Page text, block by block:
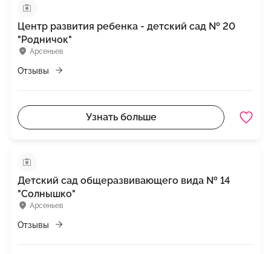
Арсеньев
Центр развития ребенка - детский сад № 20
"Родничок"
Отзывы
Узнать больше
Арсеньев
Детский сад общеразвивающего вида № 14
"Солнышко"
Отзывы